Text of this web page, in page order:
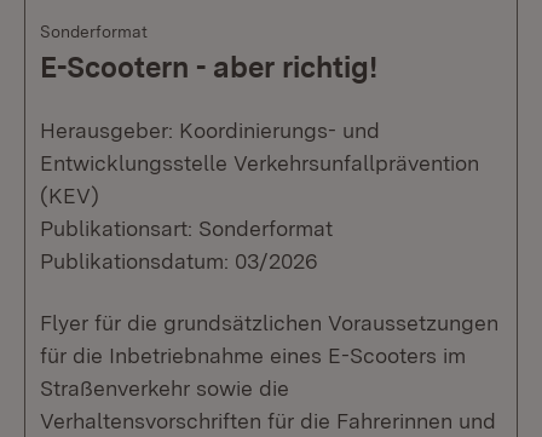
Sonderformat
E-Scootern - aber richtig!
Herausgeber: Koordinierungs- und
Entwicklungsstelle Verkehrsunfallprävention
(KEV)
Publikationsart: Sonderformat
Publikationsdatum: 03/2026
Flyer für die grundsätzlichen Voraussetzungen
für die Inbetriebnahme eines E-Scooters im
Straßenverkehr sowie die
Verhaltensvorschriften für die Fahrerinnen und